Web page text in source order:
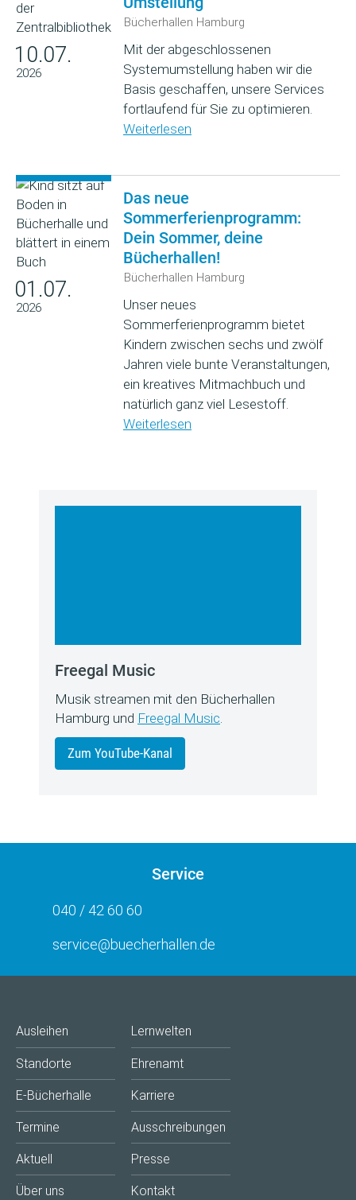
10.07.
2026
Bücherhallen Hamburg
Mit der abgeschlossenen
Systemumstellung haben wir die
Basis geschaffen, unsere Services
fortlaufend für Sie zu optimieren.
Weiterlesen
01.07.
2026
Das neue
Sommerferienprogramm:
Dein Sommer, deine
Bücherhallen!
Bücherhallen Hamburg
Unser neues
Sommerferienprogramm bietet
Kindern zwischen sechs und zwölf
Jahren viele bunte Veranstaltungen,
ein kreatives Mitmachbuch und
natürlich ganz viel Lesestoff.
Weiterlesen
Freegal Music
Musik streamen mit den Bücherhallen
Hamburg und Freegal Music
Zum YouTube-Kanal
Service
040 / 42 60 60
service@buecherhallen.de
Ausleihen
Standorte
E-Bücherhalle
Termine
Aktuell
Über uns
Lernwelten
Ehrenamt
Karriere
Ausschreibungen
Presse
Kontakt